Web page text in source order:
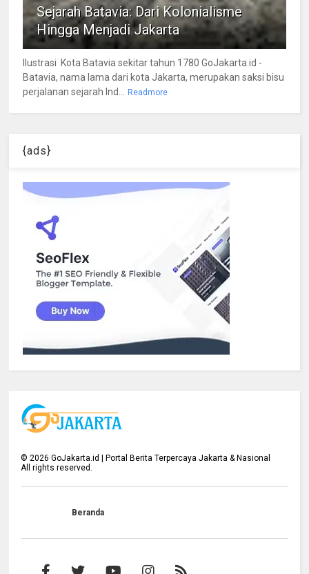
Sejarah Batavia: Dari Kolonialisme
Hingga Menjadi Jakarta
Ilustrasi Kota Batavia sekitar tahun 1780 GoJakarta.id -
Batavia, nama lama dari kota Jakarta, merupakan saksi bisu
perjalanan sejarah Ind... Readmore
{ads}
©2026 GoJakarta.id | Portal Berita Terpercaya Jakarta & Nasional
All rights reserved.
Beranda